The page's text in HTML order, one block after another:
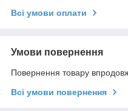
Всі умови оплати
Умови повернення
Повернення товару
Всі умови повернення